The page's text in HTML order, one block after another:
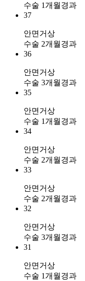
수술 1개월경과
37
안면거상
수술 2개월경과
36
안면거상
수술 3개월경과
35
안면거상
수술 1개월경과
34
안면거상
수술 2개월경과
33
안면거상
수술 2개월경과
32
안면거상
수술 3개월경과
31
안면거상
수술 1개월경과